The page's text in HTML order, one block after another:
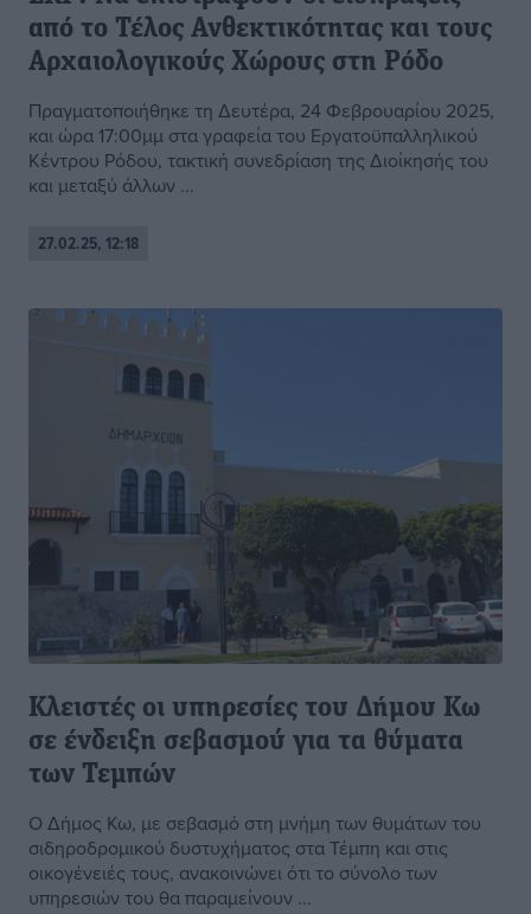
από το Τέλος Ανθεκτικότητας και τους
Αρχαιολογικούς Χώρους στη Ρόδο
Πραγματοποιήθηκε τη Δευτέρα, 24 Φεβρουαρίου 2025,
και ώρα 17:00μμ στα γραφεία του Εργατοϋπαλληλικού
Κέντρου Ρόδου, τακτική συνεδρίαση της Διοίκησής του
και μεταξύ άλλων ...
27.02.25, 12:18
Κλειστές οι υπηρεσίες του Δήμου Κω
σε ένδειξη σεβασμού για τα θύματα
των Τεμπών
Ο Δήμος Κω, με σεβασμό στη μνήμη των θυμάτων του
σιδηροδρομικού δυστυχήματος στα Τέμπη και στις
οικογένειές τους, ανακοινώνει ότι το σύνολο των
υπηρεσιών του θα παραμείνουν ...